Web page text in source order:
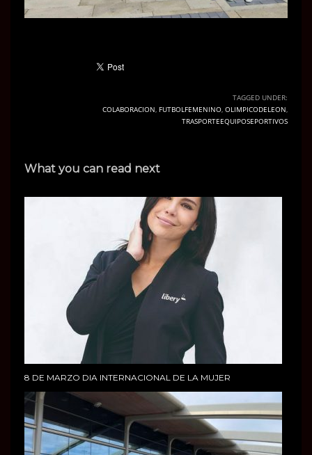
TAGGED UNDER:
COLABORACION, FUTBOLFEMENINO, OLIMPICODELEON,
TRASPORTEEQUIPOSEPORTIVOS
What you can read next
8 DE MARZO DIA INTERNACIONAL DE LA MUJER